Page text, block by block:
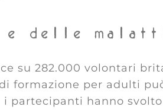
e delle
su 282.000 volontari
formazione per adulti
partecipanti hanno